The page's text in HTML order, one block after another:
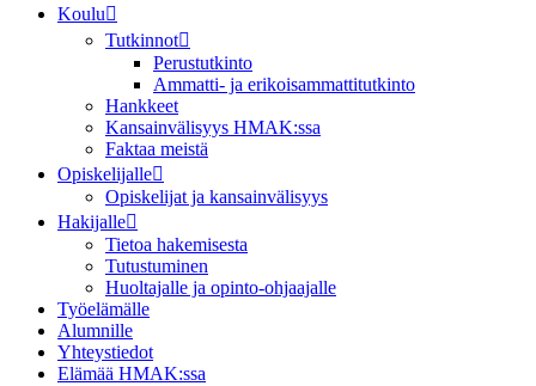
Koulu
Tutkinnot
Perustutkinto
Ammatti- ja erikoisammattitutkinto
Hankkeet
Kansainvälisyys HMAK:ssa
Faktaa meistä
Opiskelijalle
Opiskelijat ja kansainvälisyys
Hakijalle
Tietoa hakemisesta
Tutustuminen
Huoltajalle ja opinto-ohjaajalle
Työelämälle
Alumnille
Yhteystiedot
Elämää HMAK:ssa